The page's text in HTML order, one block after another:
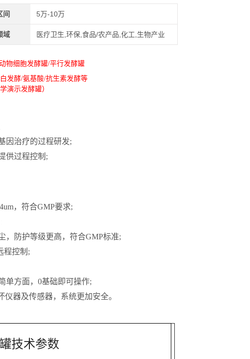
间 5万-10万
域 医疗卫生,环保,食品/农产品,化工,生物产业
物细胞发酵罐/平行发酵罐
发酵/氨基酸/抗生素发酵等
演示发酵罐）
因治疗的过程研发;
供过程控制;
，符合GMP要求;
，防护等级更高，符合GMP标准;
程控制 ;
单方面，0基础即可操作;
器及传感器，系统更加安全。
技术参数